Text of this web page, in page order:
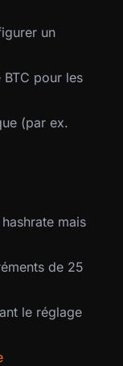
un
pour les
(par ex.
mais
de 25
le réglage